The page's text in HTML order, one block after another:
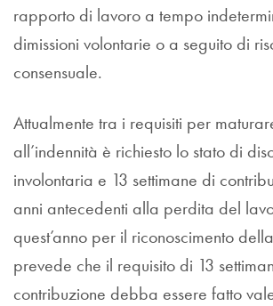
rapporto di lavoro a tempo
dimissioni volontarie o a seguito di
consensuale.
Attualmente tra i requisiti per
all’indennità è richiesto lo stato di
involontaria e 13 settimane di
anni antecedenti alla perdita del
quest’anno per il riconoscimento
prevede che il requisito di 13
contribuzione debba essere fatto